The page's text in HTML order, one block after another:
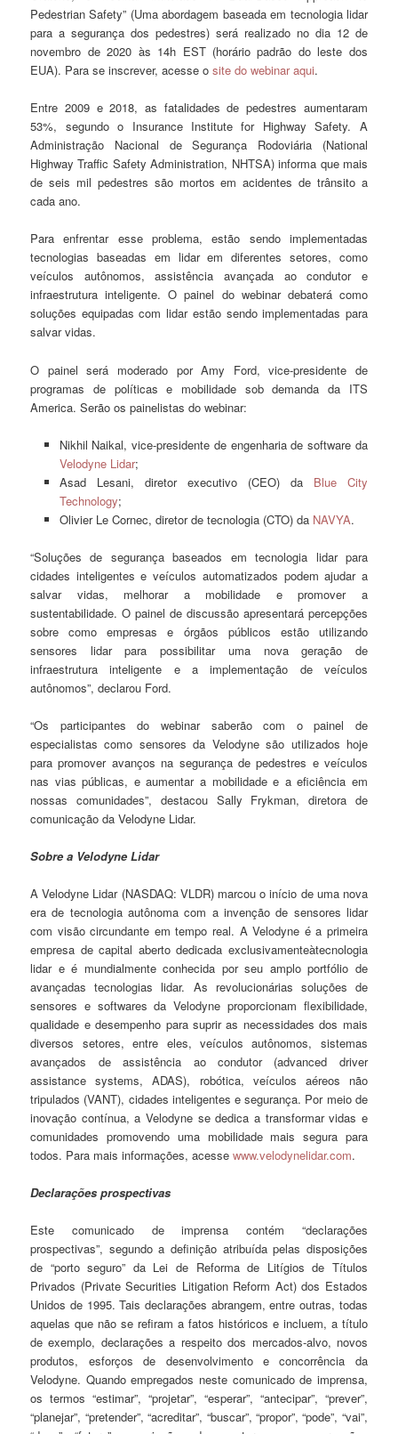
Pedestrian Safety” (Uma abordagem baseada em tecnologia lidar
para a segurança dos pedestres) será realizado no dia 12 de
novembro de 2020 às 14h EST (horário padrão do leste dos
EUA). Para se inscrever, acesse osite do webinar aqui.
Entre 2009 e 2018, as fatalidades de pedestres aumentaram
53%, segundo o Insurance Institute for Highway Safety. A
Administração Nacional de Segurança Rodoviária (National
Highway Traffic Safety Administration, NHTSA) informa que mais
de seis mil pedestres são mortos em acidentes de trânsito a
cada ano.
Para enfrentar esse problema, estão sendo implementadas
tecnologias baseadas em lidar em diferentes setores, como
veículos autônomos, assistência avançada ao condutor e
infraestrutura inteligente. O painel do webinar debaterá como
soluções equipadas com lidar estão sendo implementadas para
salvar vidas.
O painel será moderado por Amy Ford, vice-presidente de
programas de políticas e mobilidade sob demanda da ITS
America. Serão os painelistas do webinar:
Nikhil Naikal, vice-presidente de engenharia de software da
Velodyne Lidar;
Asad Lesani, diretor executivo (CEO) da Blue City
Technology;
Olivier Le Cornec, diretor de tecnologia (CTO) da NAVYA.
“Soluções de segurança baseados em tecnologia lidar para
cidades inteligentes e veículos automatizados podem ajudar a
salvar vidas, melhorar a mobilidade e promover a
sustentabilidade. O painel de discussão apresentará percepções
sobre como empresas e órgãos públicos estão utilizando
sensores lidar para possibilitar uma nova geração de
infraestrutura inteligente e a implementação de veículos
autônomos”, declarou Ford.
“Os participantes do webinar saberão com o painel de
especialistas como sensores da Velodyne são utilizados hoje
para promover avanços na segurança de pedestres e veículos
nas vias públicas, e aumentar a mobilidade e a eficiência em
nossas comunidades”, destacou Sally Frykman, diretora de
comunicação da Velodyne Lidar.
Sobre a Velodyne Lidar
A Velodyne Lidar (NASDAQ: VLDR) marcou o início de uma nova
era de tecnologia autônoma com a invenção de sensores lidar
com visão circundante em tempo real. A Velodyne é a primeira
empresa de capital aberto dedicada exclusivamenteàtecnologia
lidar e é mundialmente conhecida por seu amplo portfólio de
avançadas tecnologias lidar. As revolucionárias soluções de
sensores e softwares da Velodyne proporcionam flexibilidade,
qualidade e desempenho para suprir as necessidades dos mais
diversos setores, entre eles, veículos autônomos, sistemas
avançados de assistência ao condutor (advanced driver
assistance systems, ADAS), robótica, veículos aéreos não
tripulados (VANT), cidades inteligentes e segurança. Por meio de
inovação contínua, a Velodyne se dedica a transformar vidas e
comunidades promovendo uma mobilidade mais segura para
todos. Para mais informações, acessewww.velodynelidar.com.
Declarações prospectivas
Este comunicado de imprensa contém “declarações
prospectivas”, segundo a definição atribuída pelas disposições
de “porto seguro” da Lei de Reforma de Litígios de Títulos
Privados (Private Securities Litigation Reform Act) dos Estados
Unidos de 1995. Tais declarações abrangem, entre outras, todas
aquelas que não se refiram a fatos históricos e incluem, a título
de exemplo, declarações a respeito dos mercados-alvo, novos
produtos, esforços de desenvolvimento e concorrência da
Velodyne. Quando empregados neste comunicado de imprensa,
os termos “estimar”, “projetar”, “esperar”, “antecipar”, “prever”,
“planejar”, “pretender”, “acreditar”, “buscar”, “propor”, “pode”, “vai”,